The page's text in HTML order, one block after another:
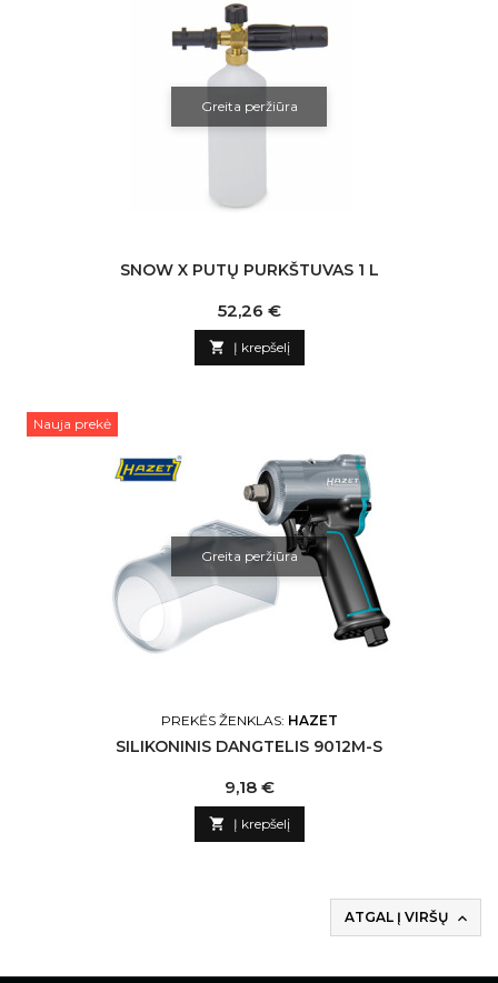
Greita peržiūra
SNOW X PUTŲ PURKŠTUVAS 1 L
Kaina
52,26 €
 Į krepšelį
Nauja prekė
Greita peržiūra
PREKĖS ŽENKLAS: HAZET
SILIKONINIS DANGTELIS 9012M-S
Kaina
9,18 €
 Į krepšelį
ATGAL Į VIRŠŲ 